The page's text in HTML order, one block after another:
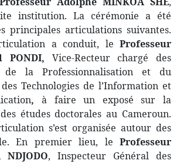
institution. La cérémonie a été
principales articulations suivantes.
a conduit, le Professeur
PONDI, Vice-Recteur chargé des
de la Professionnalisation et du
Technologies de l’Information et
, à faire un exposé sur la
études doctorales au Cameroun.
s’est organisée autour des
En premier lieu, le Professeur
, Inspecteur Général des